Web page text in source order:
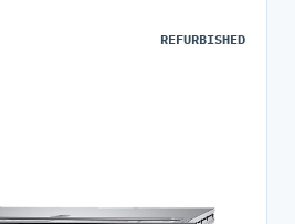
REFURBISHED